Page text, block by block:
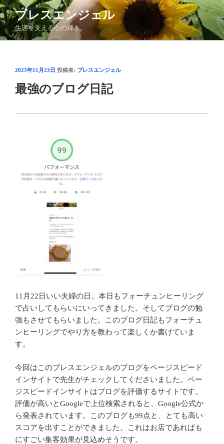
コ
ン
テ
ン
ブレスエンジェル
生涯を支える心の輝き
投
日:
2023年11月23日 投稿者: ブレスエンジェル
最強のブログ日記
11月22日いい夫婦の日。本日もフォーチュンヒーリング
で占いしてもらいにいってきました。そしてブログの勉
強もさせてもらいました。このブログ日記もフォーチュ
ンヒーリングでやり方を教わって楽しくか書けていま
す。
今回はこのブレスエンジェルのブログをページスピード
インサイトで先生がチェックしてくださいました。ペー
ジスピードインサイトはブログを評価するサイトです。
評価が高いとGoogleで上位検索されると、Google公式か
ら発表されています。このブログも99点と、とても高い
スコアを出すことができました。これはお店であればも
にすごい集客効果が見込めそうです。